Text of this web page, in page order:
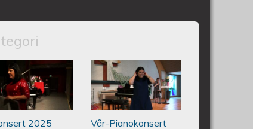
Andersson Vårkonsert
10
Marly Azevedo Andersson
PALLADIUM 251206
2025
Piano Marly
Azevedo
Vår-Pianokonsert